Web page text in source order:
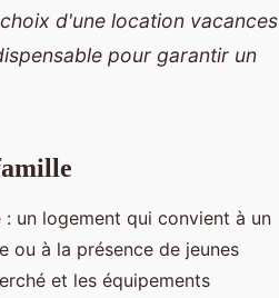
d'une location vacances
pour garantir un
un logement qui convient à un
ou à la présence de jeunes
et les équipements